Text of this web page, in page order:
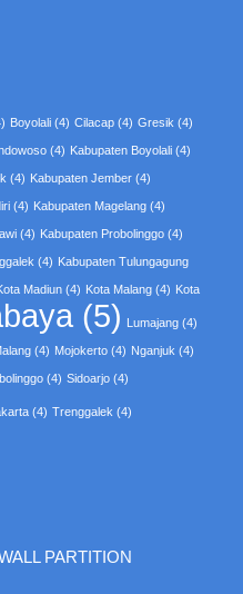
Boyolali (4) Cilacap (4) Gresik (4)
(4) Kabupaten Boyolali (4)
(4) Kabupaten Jember (4)
(4) Kabupaten Magelang (4)
(4) Kabupaten Probolinggo (4)
(4) Kabupaten Tulungagung
Madiun (4) Kota Malang (4) Kota
(5) Lumajang (4)
(4) Mojokerto (4) Nganjuk (4)
(4) Sidoarjo (4)
(4) Trenggalek (4)
PARTITION